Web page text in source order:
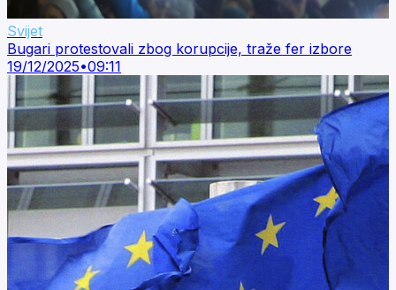
Svijet
Bugari protestovali zbog korupcije, traže fer izbore
19/12/2025•09:11